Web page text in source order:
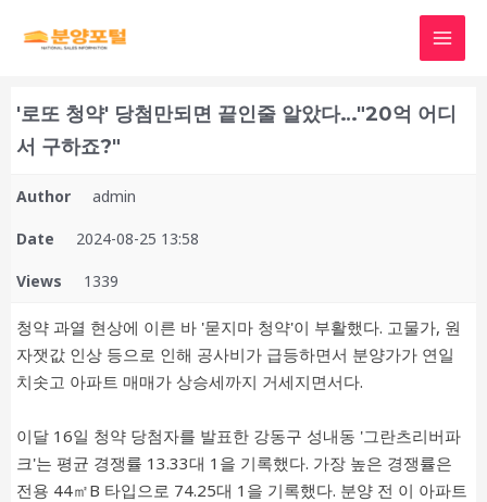
'로또 청약' 당첨만되면 끝인줄 알았다…"20억 어디
서 구하죠?"
Author admin
Date 2024-08-25 13:58
Views 1339
청약 과열 현상에 이른 바 '묻지마 청약'이 부활했다. 고물가, 원
자잿값 인상 등으로 인해 공사비가 급등하면서 분양가가 연일
치솟고 아파트 매매가 상승세까지 거세지면서다.
이달 16일 청약 당첨자를 발표한 강동구 성내동 '그란츠리버파
크'는 평균 경쟁률 13.33대 1을 기록했다. 가장 높은 경쟁률은
전용 44㎡B 타입으로 74.25대 1을 기록했다. 분양 전 이 아파트